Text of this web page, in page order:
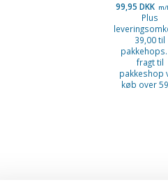
99,95 DKK m/
Plus
39,00 til
pakkehops.
fragt til
pakkeshop
køb over